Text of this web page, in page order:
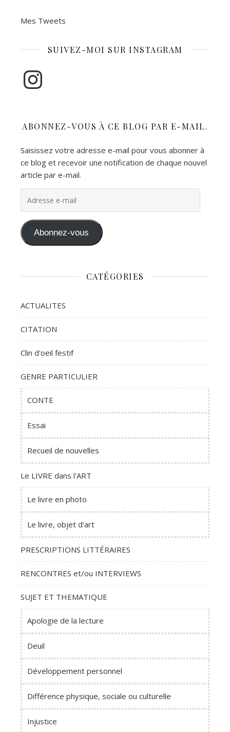
Mes Tweets
SUIVEZ-MOI SUR INSTAGRAM
Instagram
ABONNEZ-VOUS À CE BLOG PAR E-MAIL.
Saisissez votre adresse e-mail pour vous abonner à
ce blog et recevoir une notification de chaque nouvel
article par e-mail.
Abonnez-vous
CATÉGORIES
ACTUALITES
CITATION
Clin d'oeil festif
GENRE PARTICULIER
CONTE
Essai
Recueil de nouvelles
Le LIVRE dans l'ART
Le livre en photo
Le livre, objet d'art
PRESCRIPTIONS LITTÉRAIRES
RENCONTRES et/ou INTERVIEWS
SUJET ET THEMATIQUE
Apologie de la lecture
Deuil
Développement personnel
Différence physique, sociale ou culturelle
Injustice